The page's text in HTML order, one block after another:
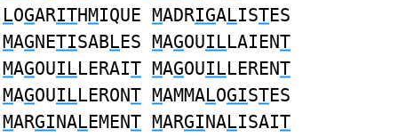
LOGARITHMIQUE MADRIGALISTES
MAGNETISABLES MAGOUILLAIENT
MAGOUILLERAIT MAGOUILLERENT
MAGOUILLERONT MAMMALOGISTES
MARGINALEMENT MARGINALISAIT